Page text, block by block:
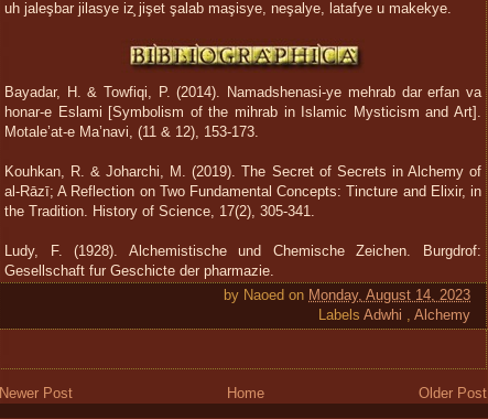
uh jaleşbar jilasye iz̧ jişet şalab maşisye, neşalye, latafye u makekye.
Bayadar, H. & Towfiqi, P. (2014). Namadshenasi-ye mehrab dar erfan va
honar-e Eslami [Symbolism of the mihrab in Islamic Mysticism and Art].
Motale’at-e Ma’navi, (11 & 12), 153-173.
Kouhkan, R. & Joharchi, M. (2019). The Secret of Secrets in Alchemy of
al-Rāzī; A Reflection on Two Fundamental Concepts: Tincture and Elixir, in
the Tradition. History of Science, 17(2), 305-341.
Ludy, F. (1928). Alchemistische und Chemische Zeichen. Burgdrof:
Gesellschaft fur Geschicte der pharmazie.
by Naoed on Monday, August 14, 2023
Labels Adwhi , Alchemy
Newer Post Older Post
Home